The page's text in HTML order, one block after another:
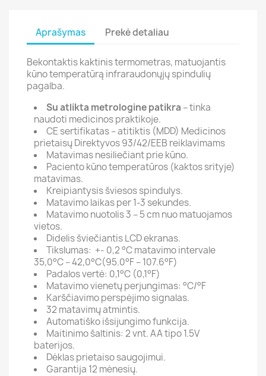
Aprašymas Prekė detaliau
Bekontaktis kaktinis termometras, matuojantis
kūno temperatūrą infraraudonųjų spindulių
pagalba.
Su atlikta metrologine patikra – tinka
naudoti medicinos praktikoje.
CE sertifikatas – atitiktis (MDD) Medicinos
prietaisų Direktyvos 93/42/EEB reiklavimams
Matavimas nesiliečiant prie kūno.
Paciento kūno temperatūros (kaktos srityje)
matavimas.
Kreipiantysis šviesos spindulys.
Matavimo laikas per 1-3 sekundes.
Matavimo nuotolis 3 – 5 cm nuo matuojamos
vietos.
Didelis šviečiantis LCD ekranas.
Tikslumas: +- 0,2 °C matavimo intervale
35,0°C – 42,0°C(95.0°F – 107.6°F)
Padalos vertė: 0,1°C (0,1°F)
Matavimo vienetų perjungimas: °C/°F
Karščiavimo perspėjimo signalas.
32 matavimų atmintis.
Automatiško išsijungimo funkcija.
Maitinimo šaltinis: 2 vnt. AA tipo 1.5V
baterijos.
Dėklas prietaiso saugojimui.
Garantija 12 mėnesių.